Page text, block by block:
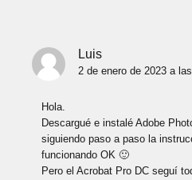
Luis
2 de enero de 2023 a
Hola.
Descargué e instalé Adobe
siguiendo paso a paso la
funcionando OK 🙂
Pero el Acrobat Pro DC seguí